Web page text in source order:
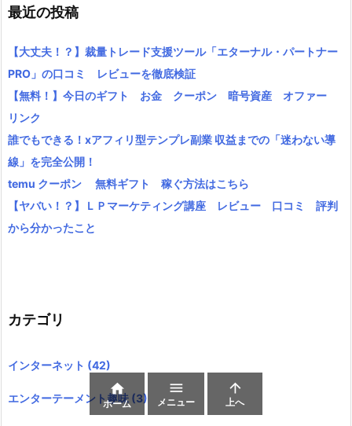
最近の投稿
【大丈夫！？】裁量トレード支援ツール「エターナル・パートナー
PRO」の口コミ レビューを徹底検証
【無料！】今日のギフト お金 クーポン 暗号資産 オファー
リンク
誰でもできる！xアフィリ型テンプレ副業 収益までの「迷わない導
線」を完全公開！
temu クーポン 無料ギフト 稼ぐ方法はこちら
【ヤバい！？】ＬＰマーケティング講座 レビュー 口コミ 評判
から分かったこと
カテゴリ
インターネット (42)
エンターテーメント趣味 (3)

ホーム

メニュー

上へ